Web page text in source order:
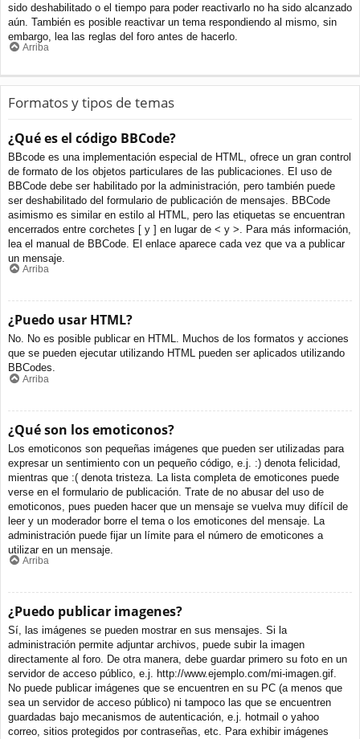
sido deshabilitado o el tiempo para poder reactivarlo no ha sido alcanzado
aún. También es posible reactivar un tema respondiendo al mismo, sin
embargo, lea las reglas del foro antes de hacerlo.
Arriba
Formatos y tipos de temas
¿Qué es el código BBCode?
BBcode es una implementación especial de HTML, ofrece un gran control
de formato de los objetos particulares de las publicaciones. El uso de
BBCode debe ser habilitado por la administración, pero también puede
ser deshabilitado del formulario de publicación de mensajes. BBCode
asimismo es similar en estilo al HTML, pero las etiquetas se encuentran
encerrados entre corchetes [ y ] en lugar de < y >. Para más información,
lea el manual de BBCode. El enlace aparece cada vez que va a publicar
un mensaje.
Arriba
¿Puedo usar HTML?
No. No es posible publicar en HTML. Muchos de los formatos y acciones
que se pueden ejecutar utilizando HTML pueden ser aplicados utilizando
BBCodes.
Arriba
¿Qué son los emoticonos?
Los emoticonos son pequeñas imágenes que pueden ser utilizadas para
expresar un sentimiento con un pequeño código, e.j. :) denota felicidad,
mientras que :( denota tristeza. La lista completa de emoticones puede
verse en el formulario de publicación. Trate de no abusar del uso de
emoticonos, pues pueden hacer que un mensaje se vuelva muy difícil de
leer y un moderador borre el tema o los emoticones del mensaje. La
administración puede fijar un límite para el número de emoticones a
utilizar en un mensaje.
Arriba
¿Puedo publicar imagenes?
Sí, las imágenes se pueden mostrar en sus mensajes. Si la
administración permite adjuntar archivos, puede subir la imagen
directamente al foro. De otra manera, debe guardar primero su foto en un
servidor de acceso público, e.j. http://www.ejemplo.com/mi-imagen.gif.
No puede publicar imágenes que se encuentren en su PC (a menos que
sea un servidor de acceso público) ni tampoco las que se encuentren
guardadas bajo mecanismos de autenticación, e.j. hotmail o yahoo
correo, sitios protegidos por contraseñas, etc. Para exhibir imágenes